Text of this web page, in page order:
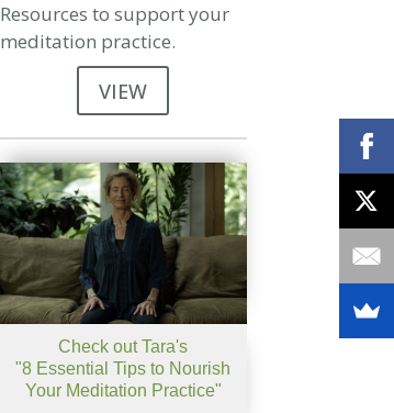
Resources to support your
meditation practice.
VIEW
Check out Tara's
"8 Essential Tips to Nourish
Your Meditation Practice"